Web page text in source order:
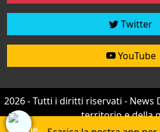
Twitter
YouTube
2026 - Tutti i diritti riservati - News
territorio e della
Credit by